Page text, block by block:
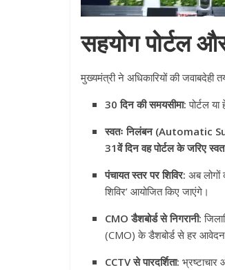
सहयोग पोर्टल
मुख्यमंत्री ने अधिकारियों की जवाबदेही
30 दिन की समयसीमा: पोर्टल
स्वतः निलंबन (Automatic
31वें दिन वह पोर्टल के जरिए
पंचायत स्तर पर शिविर: अब
शिविर’ आयोजित किए जाएंगे।
CMO डैशबोर्ड से निगरानी:
(CMO) के डैशबोर्ड से हर आवेदन
CCTV से पारदर्शिता: